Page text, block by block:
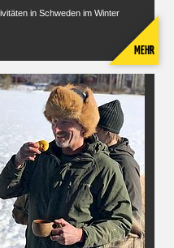
in Schweden im Winter
MEHR